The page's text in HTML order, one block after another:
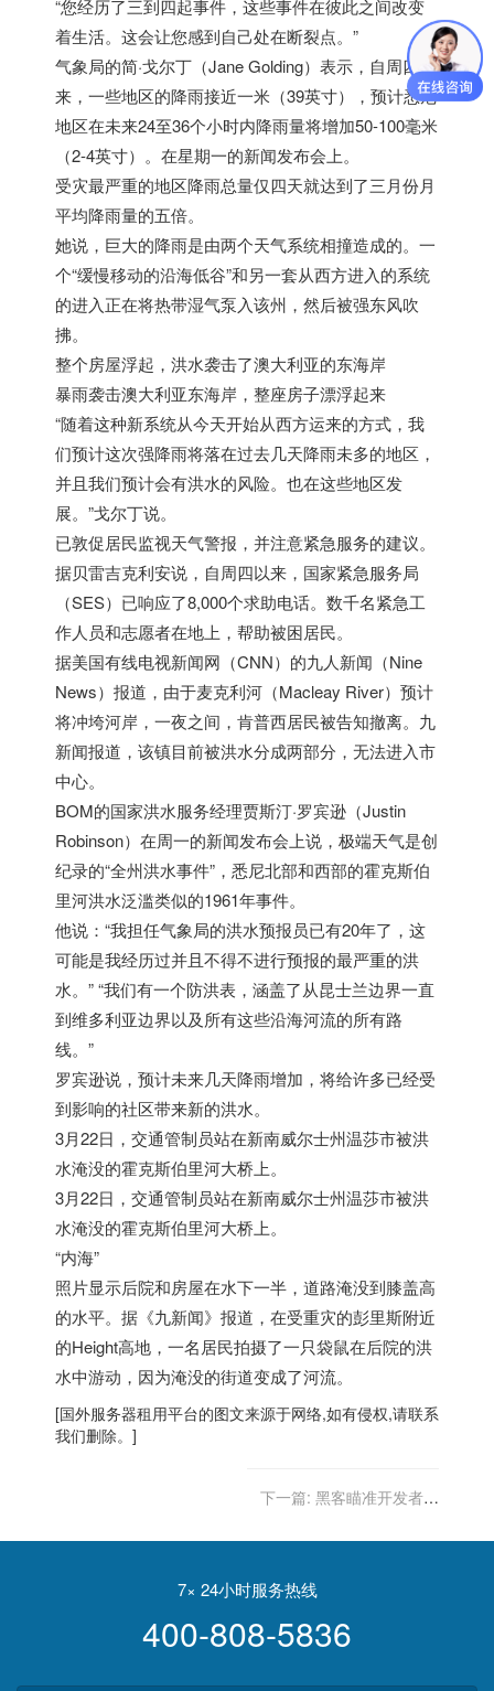
“您经历了三到四起事件，这些事件在彼此之间改变
着生活。这会让您感到自己处在断裂点。”
气象局的简·戈尔丁（Jane Golding）表示，自周四以
来，一些地区的降雨接近一米（39英寸），预计悉尼
地区在未来24至36个小时内降雨量将增加50-100毫米
（2-4英寸）。在星期一的新闻发布会上。
受灾最严重的地区降雨总量仅四天就达到了三月份月
平均降雨量的五倍。
她说，巨大的降雨是由两个天气系统相撞造成的。一
个“缓慢移动的沿海低谷”和另一套从西方进入的系统
的进入正在将热带湿气泵入该州，然后被强东风吹
拂。
整个房屋浮起，洪水袭击了澳大利亚的东海岸
暴雨袭击澳大利亚东海岸，整座房子漂浮起来
“随着这种新系统从今天开始从西方运来的方式，我
们预计这次强降雨将落在过去几天降雨未多的地区，
并且我们预计会有洪水的风险。也在这些地区发
展。”戈尔丁说。
已敦促居民监视天气警报，并注意紧急服务的建议。
据贝雷吉克利安说，自周四以来，国家紧急服务局
（SES）已响应了8,000个求助电话。数千名紧急工
作人员和志愿者在地上，帮助被困居民。
据美国有线电视新闻网（CNN）的九人新闻（Nine
News）报道，由于麦克利河（Macleay River）预计
将冲垮河岸，一夜之间，肯普西居民被告知撤离。九
新闻报道，该镇目前被洪水分成两部分，无法进入市
中心。
BOM的国家洪水服务经理贾斯汀·罗宾逊（Justin
Robinson）在周一的新闻发布会上说，极端天气是创
纪录的“全州洪水事件”，悉尼北部和西部的霍克斯伯
里河洪水泛滥类似的1961年事件。
他说：“我担任气象局的洪水预报员已有20年了，这
可能是我经历过并且不得不进行预报的最严重的洪
水。” “我们有一个防洪表，涵盖了从昆士兰边界一直
到维多利亚边界以及所有这些沿海河流的所有路
线。”
罗宾逊说，预计未来几天降雨增加，将给许多已经受
到影响的社区带来新的洪水。
3月22日，交通管制员站在新南威尔士州温莎市被洪
水淹没的霍克斯伯里河大桥上。
3月22日，交通管制员站在新南威尔士州温莎市被洪
水淹没的霍克斯伯里河大桥上。
“内海”
照片显示后院和房屋在水下一半，道路淹没到膝盖高
的水平。据《九新闻》报道，在受重灾的彭里斯附近
的Height高地，一名居民拍摄了一只袋鼠在后院的洪
水中游动，因为淹没的街道变成了河流。
[国外服务器租用平台的图文来源于网络,如有侵权,请联系
我们删除。]
下一篇: 黑客瞄准开发者闯
7× 24小时服务热线
400-808-5836